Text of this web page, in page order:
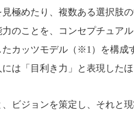
極めたり、複数ある選択肢
のことを、コンセプチュア
カッツモデル（※1）を構
は「目利き力」と表現した
ビジョンを策定し、それと